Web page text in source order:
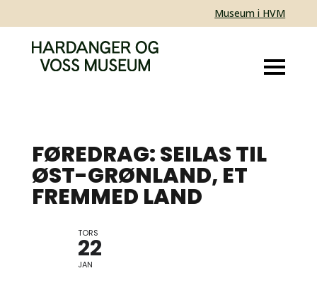
Museum i HVM
FØREDRAG: SEILAS TIL
ØST-GRØNLAND, ET
FREMMED LAND
TORS
22
JAN